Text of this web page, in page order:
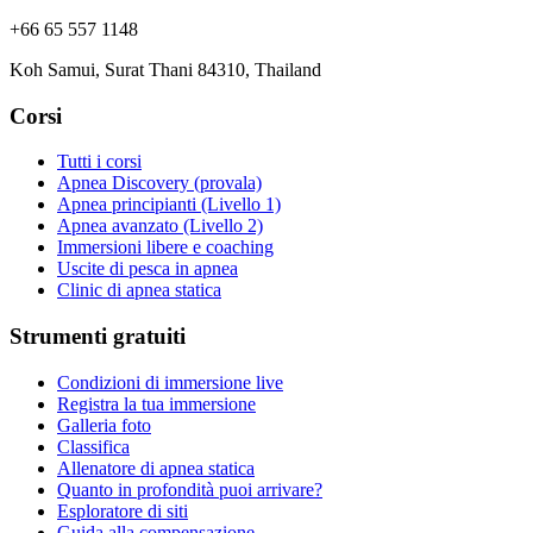
+66 65 557 1148
Koh Samui, Surat Thani 84310, Thailand
Corsi
Tutti i corsi
Apnea Discovery (provala)
Apnea principianti (Livello 1)
Apnea avanzato (Livello 2)
Immersioni libere e coaching
Uscite di pesca in apnea
Clinic di apnea statica
Strumenti gratuiti
Condizioni di immersione live
Registra la tua immersione
Galleria foto
Classifica
Allenatore di apnea statica
Quanto in profondità puoi arrivare?
Esploratore di siti